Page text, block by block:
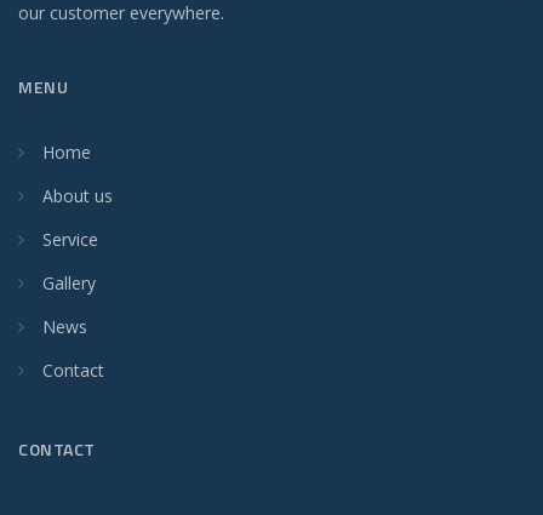
our customer everywhere.
MENU
Home
About us
Service
Gallery
News
Contact
CONTACT